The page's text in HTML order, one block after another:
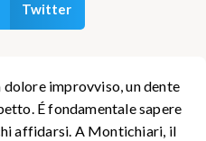
Twitter
improvviso, un dente
É fondamentale sapere
affidarsi. A Montichiari, il